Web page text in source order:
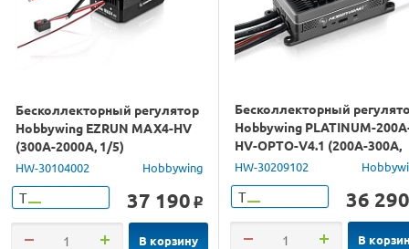
Бесколлекторный регулятор
Hobbywing EZRUN MAX4-HV
(300A-2000A, 1/5)
влагозащищённый
HW-30104002 Hobbywing
Т 37 190 o
В корзину
Бесколлекторный
Hobbywing PLATINUM-
HV-OPTO-V4.1 (200A-300A,
Aircraft, Heli)
HW-30209102
Т 36 290
В